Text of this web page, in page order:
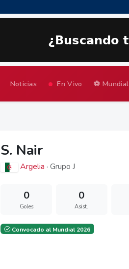
Noticias En Vivo ⚽ Mundial
S. Nair
Argelia · Grupo J
0
Goles
0
Asist.
Convocado al Mundial 2026